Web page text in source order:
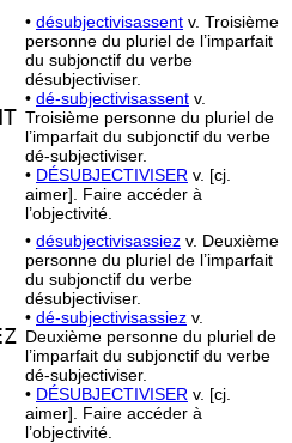
• désubjectivisassent v. Troisième
personne du pluriel de l’imparfait
du subjonctif du verbe
désubjectiviser.
• dé-subjectivisassent v.
Troisième personne du pluriel de
l’imparfait du subjonctif du verbe
dé-subjectiviser.
• DÉSUBJECTIVISER v. [cj.
aimer]. Faire accéder à
l’objectivité.
• désubjectivisassiez v. Deuxième
personne du pluriel de l’imparfait
du subjonctif du verbe
désubjectiviser.
• dé-subjectivisassiez v.
Deuxième personne du pluriel de
l’imparfait du subjonctif du verbe
dé-subjectiviser.
• DÉSUBJECTIVISER v. [cj.
aimer]. Faire accéder à
l’objectivité.